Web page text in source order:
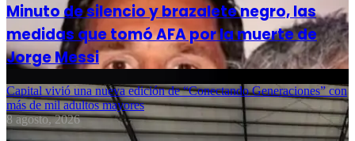
Minuto de silencio y brazalete negro, las
medidas que tomó AFA por la muerte de
Jorge Messi
Capital vivió una nueva edición de “Conectando Generaciones” con
más de mil adultos mayores
8 agosto, 2026